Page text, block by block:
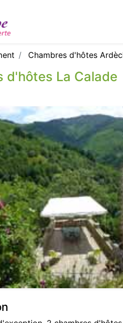
Chambres d'hôtes
d'hôtes La Calade